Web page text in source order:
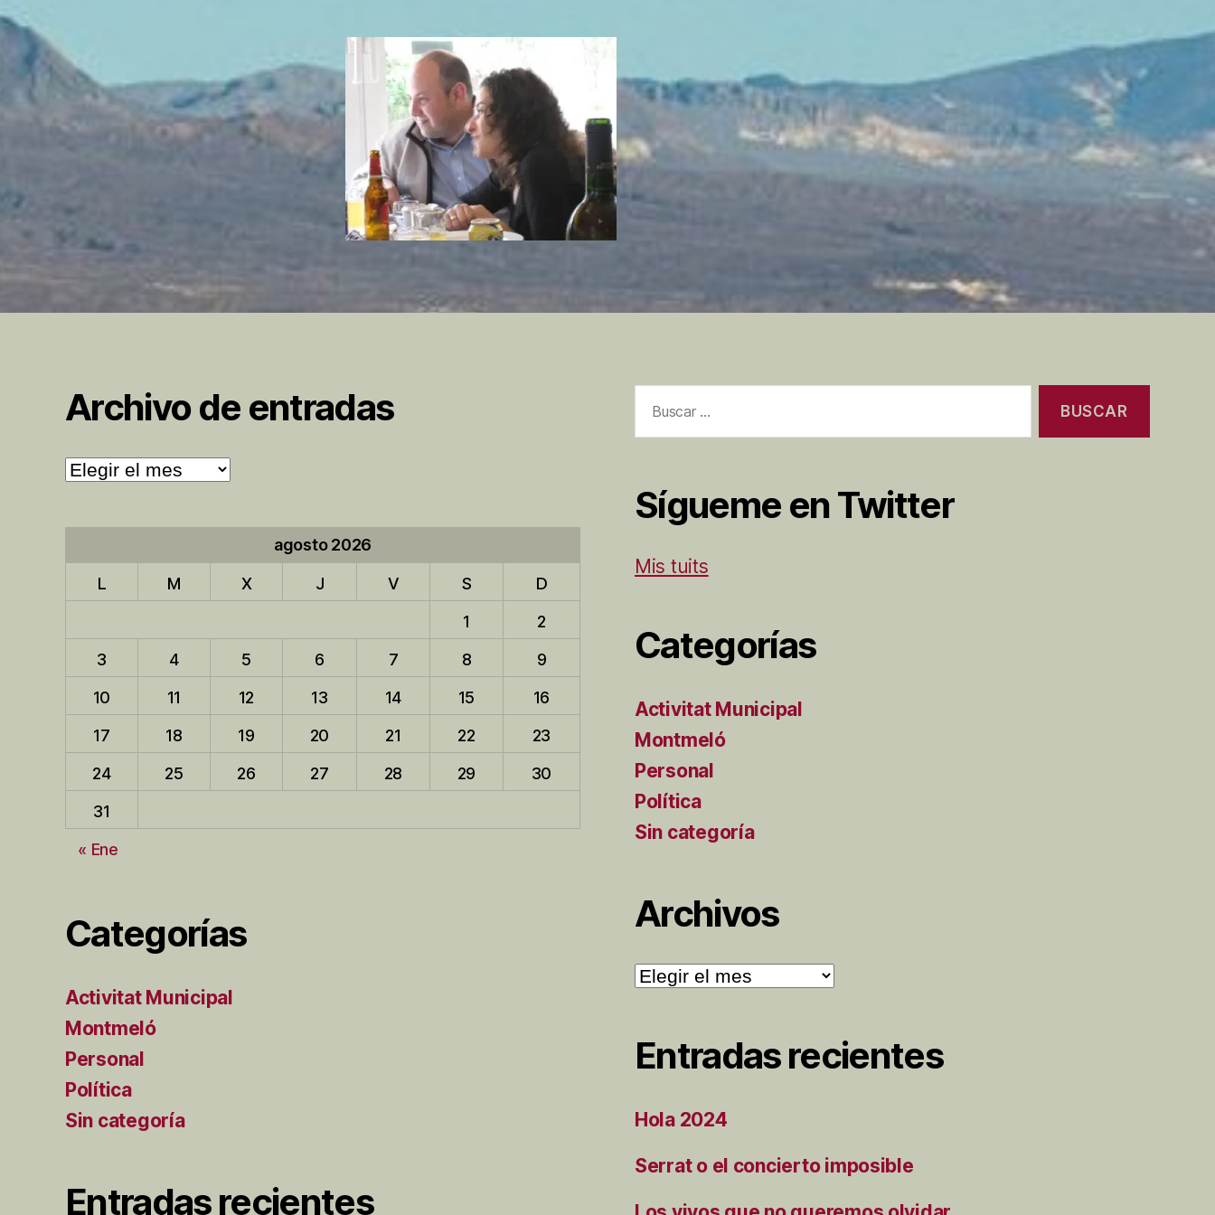
Archivo de entradas
Archivo
de
agosto 2026
L M X J V S
D
1
2
3
4 5 6 7 8
9
10
11 12 13 14 15
16
17
18 19 20 21 22
23
24
25 26 27 28 29
30
31
« Ene
Categorías
Activitat Municipal
Montmeló
Personal
Política
Sin categoría
Entradas recientes
Sígueme en Twitter
Mis tuits
Categorías
Activitat Municipal
Montmeló
Personal
Política
Sin categoría
Archivos
Archivos
Entradas recientes
Hola 2024
Serrat o el concierto imposible